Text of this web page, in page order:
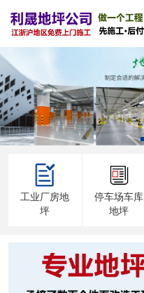
工业厂房地
坪
停车场车库
地坪